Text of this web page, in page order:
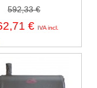
592,33 €
€ IVA incl.
Griller
barbacoa Super Pro